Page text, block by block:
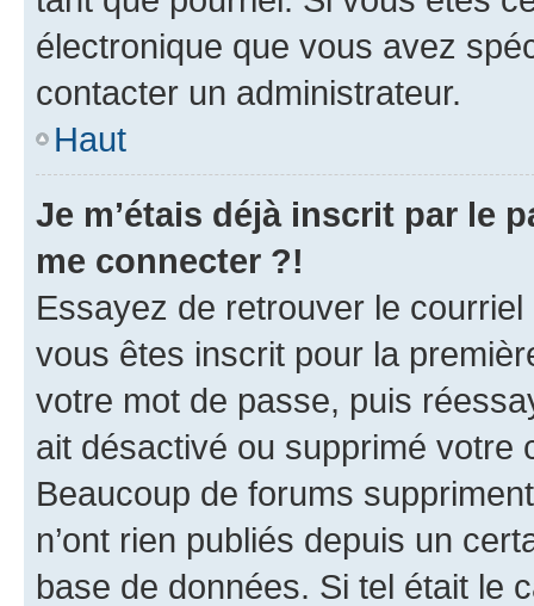
électronique que vous avez
contacter un administrateur.
Haut
Je m’étais déjà inscrit par le
me connecter ?!
Essayez de retrouver le
vous êtes inscrit pour la
votre mot de passe, puis
ait désactivé ou supprimé votre
Beaucoup de forums
n’ont rien publiés depuis un
base de données. Si tel était le